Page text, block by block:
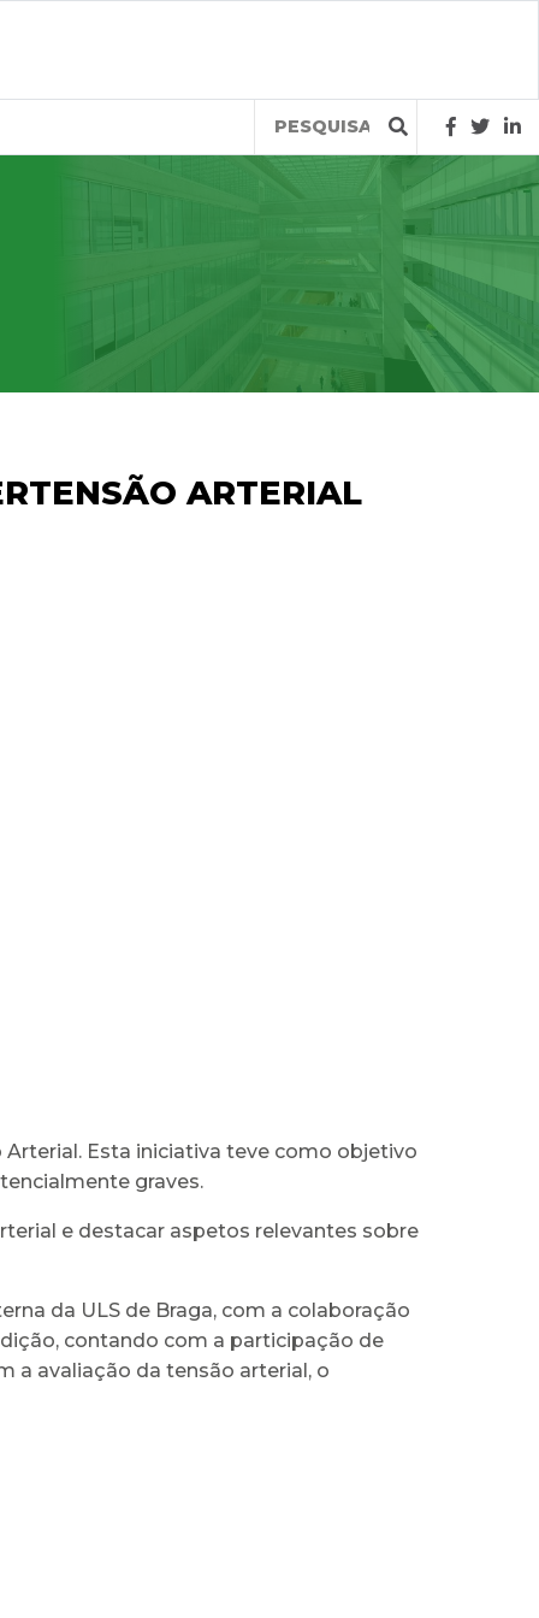
Query
ARTERIAL
Arterial. Esta iniciativa teve como objetivo
graves.
e destacar aspetos relevantes sobre
da ULS de Braga, com a colaboração
contando com a participação de
a avaliação da tensão arterial, o